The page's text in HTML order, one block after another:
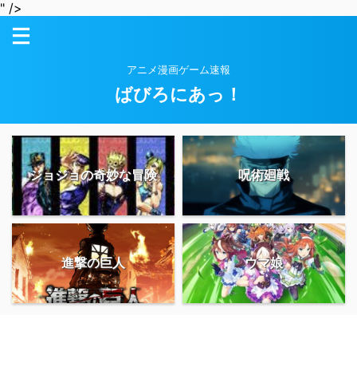
" />
アニメ漫画ゲーム速報
ばびろにあっ！
ジョジョの奇妙な冒険 呪術廻戦
進撃の巨人 ウマ娘